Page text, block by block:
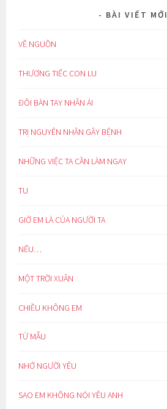
BÀI VIẾT MỚI
VỀ NGUỒN
THƯƠNG TIẾC CON LU
ĐÔI BÀN TAY NHÂN ÁI
TRỊ NGUYÊN NHÂN GÂY BỆNH
NHỮNG VIỆC TA CẦN LÀM NGAY
TU
GIỜ EM LÀ CỦA NGƯỜI TA
NẾU…
MỘT TRỜI XUÂN
CHIỀU KHÔNG EM
TỪ MẪU
NHỚ NGƯỜI YÊU
SAO EM KHÔNG NÓI YÊU ANH